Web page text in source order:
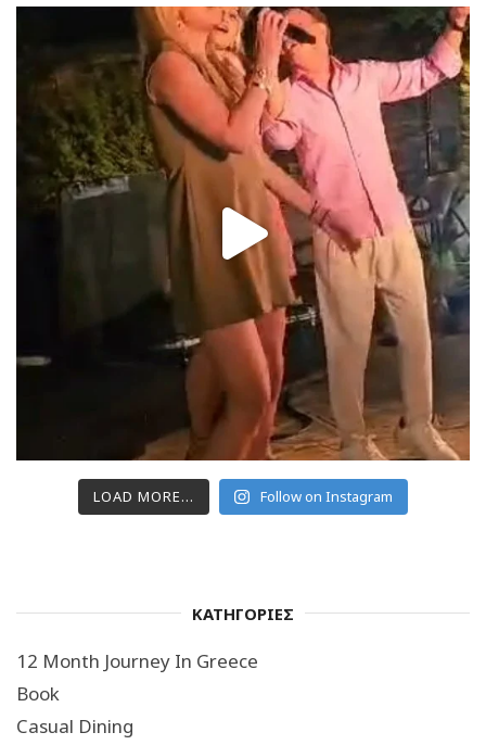
LOAD MORE... Follow on Instagram
ΚΑΤΗΓΟΡΙΕΣ
12 Month Journey In Greece
Book
Casual Dining